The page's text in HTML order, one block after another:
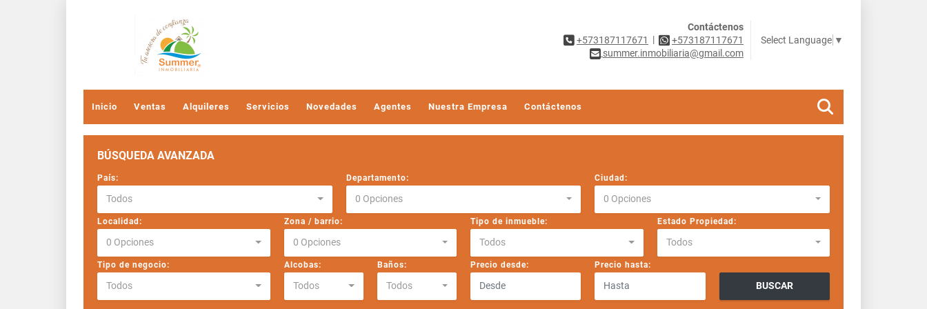
Contáctenos
+573187117671
|
+573187117671
summer.inmobiliaria@gmail.com
Select Language ▼
Inicio Ventas Alquileres Servicios Novedades Agentes Nuestra Empresa Contáctenos
BÚSQUEDA AVANZADA
País:
Todos
Departamento:
0 Opciones
Ciudad:
0 Opciones
Localidad:
0 Opciones
Zona / barrio:
0 Opciones
Tipo de inmueble:
Todos
Estado Propiedad:
Todos
Tipo de negocio:
Todos
Alcobas:
Todos
Baños:
Todos
Precio desde: Precio hasta:
BUSCAR